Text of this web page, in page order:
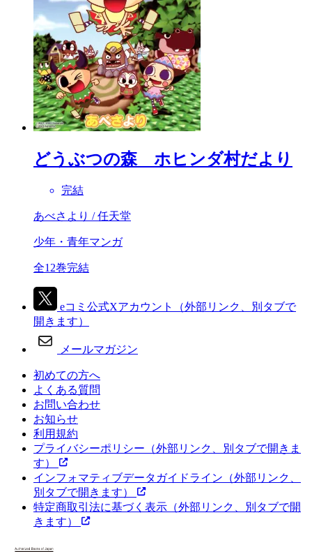
どうぶつの森 ホヒンダ村だより
完結
あべさより / 任天堂
少年・青年マンガ
全12巻完結
eコミ公式Xアカウント
（外部リンク、別タブで
開きます）
メールマガジン
初めての方へ
よくある質問
お問い合わせ
お知らせ
利用規約
プライバシーポリシー （外部リンク、別タブで開きま
す）
インフォマティブデータガイドライン （外部リンク、
別タブで開きます）
特定商取引法に基づく表示 （外部リンク、別タブで開
きます）